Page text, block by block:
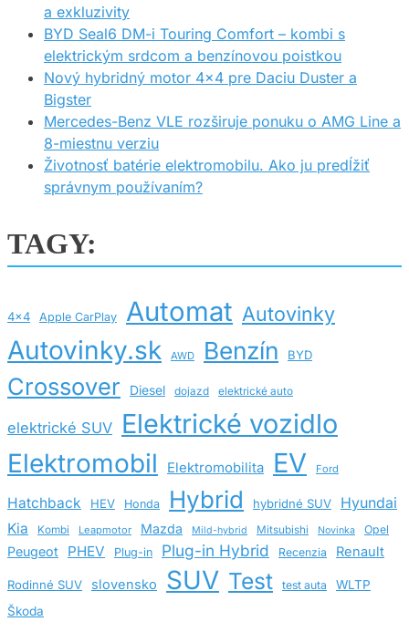
a exkluzivity
BYD Seal6 DM-i Touring Comfort – kombi s
elektrickým srdcom a benzínovou poistkou
Nový hybridný motor 4×4 pre Daciu Duster a
Bigster
Mercedes-Benz VLE rozširuje ponuku o AMG Line a
8-miestnu verziu
Životnosť batérie elektromobilu. Ako ju predĺžiť
správnym používaním?
TAGY:
4x4 Apple CarPlay Automat Autovinky
Autovinky.sk AWD Benzín BYD
Crossover Diesel dojazd elektrické auto
elektrické SUV Elektrické vozidlo
Elektromobil Elektromobilita EV Ford
Hatchback HEV Honda Hybrid hybridné SUV
Hyundai
Kia
Kombi Leapmotor Mazda Mild-hybrid Mitsubishi Novinka Opel
Peugeot PHEV Plug-in Plug-in Hybrid Recenzia Renault
Rodinné SUV slovensko SUV Test test auta
WLTP
Škoda